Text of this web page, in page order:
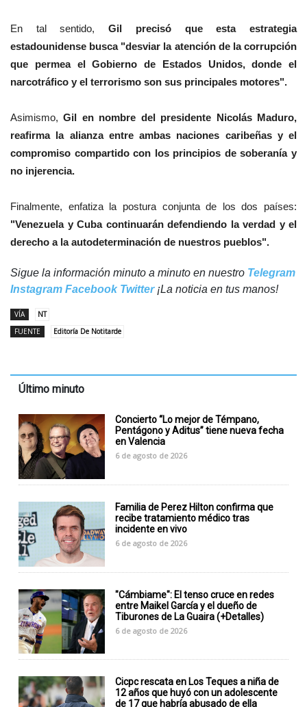
​En tal sentido,Gil precisó que esta estrategia
estadounidense busca "desviar la atención de la corrupción
que permea el Gobierno de Estados Unidos, donde el
narcotráfico y el terrorismo son sus principales motores".
Asimismo,Gil en nombre del presidente Nicolás Maduro,
reafirma la alianza entre ambas naciones caribeñas y el
compromiso compartido con los principios de soberanía y
no injerencia.
Finalmente, enfatiza la postura conjunta de los dos países:
"Venezuela y Cuba continuarán defendiendo la verdad y el
derecho a la autodeterminación de nuestros pueblos".
Sigue la información minuto a minuto en nuestro Telegram
Instagram Facebook Twitter¡La noticia en tus manos!
VÍA
NT
FUENTE
Editoría De Notitarde
Último minuto
Concierto “Lo mejor de Témpano,
Pentágono y Aditus” tiene nueva fecha
en Valencia
6 de agosto de 2026
Familia de Perez Hilton confirma que
recibe tratamiento médico tras
incidente en vivo
6 de agosto de 2026
"Cámbiame": El tenso cruce en redes
entre Maikel García y el dueño de
Tiburones de La Guaira (+Detalles)
6 de agosto de 2026
Cicpc rescata en Los Teques a niña de
12 años que huyó con un adolescente
de 17 que habría abusado de ella